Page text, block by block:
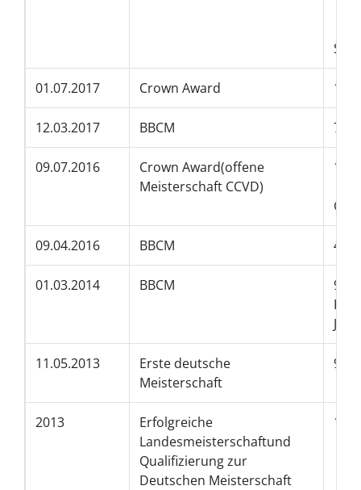
01.07.2017 Crown Award
12.03.2017 BBCM
09.07.2016
Crown Award(offene
Meisterschaft CCVD)
09.04.2016 BBCM 4.
01.03.2014 BBCM
9.
11.05.2013
Erste deutsche
Meisterschaft
9.
2013
Erfolgreiche
Landesmeisterschaftund
Qualifizierung zur
Deutschen Meisterschaft
11.